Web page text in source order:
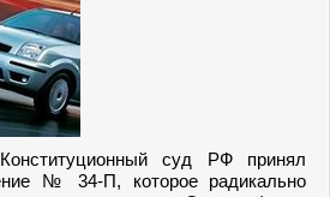
суд РФ принял
№ 34-П, которое радикально